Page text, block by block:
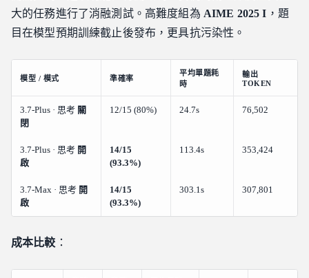
大的任務進行了消融測試。高難度組為 AIME 2025 I ，題
目在模型預期訓練截止後發布，更具抗污染性。
模型 / 模式 準確率
平均單題耗
時
輸出
TOKEN
3.7-Plus · 思考 關
閉
12/15 (80%) 24.7s 76,502
3.7-Plus · 思考 開
啟
14/15
(93.3%)
113.4s 353,424
3.7-Max · 思考 開
啟
14/15
(93.3%)
303.1s 307,801
成本比較 ：